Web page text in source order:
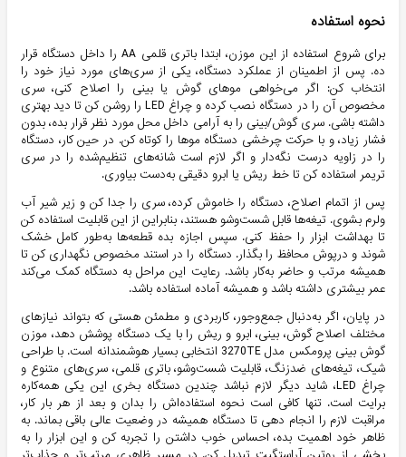
نحوه استفاده
برای شروع استفاده از این موزن، ابتدا باتری قلمی AA را داخل دستگاه قرار
ده. پس از اطمینان از عملکرد دستگاه، یکی از سری‌های مورد نیاز خود را
انتخاب کن: اگر می‌خواهی موهای گوش یا بینی را اصلاح کنی، سری
مخصوص آن را در دستگاه نصب کرده و چراغ LED را روشن کن تا دید بهتری
داشته باشی. سری گوش/بینی را به آرامی داخل محل مورد نظر قرار بده، بدون
فشار زیاد، و با حرکت چرخشی دستگاه موها را کوتاه کن. در حین کار، دستگاه
را در زاویه درست نگه‌دار و اگر لازم است شانه‌های تنظیم‌شده را در سری
تریمر استفاده کن تا خط ریش یا ابرو دقیقی به‌دست بیاوری.
پس از اتمام اصلاح، دستگاه را خاموش کرده، سری را جدا کن و زیر شیر آب
ولرم بشوی. تیغه‌ها قابل شست‌وشو هستند، بنابراین از این قابلیت استفاده کن
تا بهداشت ابزار را حفظ کنی. سپس اجازه بده قطعه‌ها به‌طور کامل خشک
شوند و درپوش محافظ را بگذار. دستگاه را در استند مخصوص نگهداری کن تا
همیشه مرتب و حاضر به‌کار باشد. رعایت این مراحل به دستگاه کمک می‌کند
عمر بیشتری داشته باشد و همیشه آماده استفاده باشد.
در پایان، اگر به‌دنبال جمع‌وجور، کاربردی و مطمئن هستی که بتواند نیازهای
مختلف اصلاح گوش، بینی، ابرو و ریش را با یک دستگاه پوشش دهد، موزن
گوش بینی پرومکس مدل 3270TE انتخابی بسیار هوشمندانه است. با طراحی
شیک، تیغه‌های ضدزنگ، قابلیت شست‌وشو، باتری قلمی، سری‌های متنوع و
چراغ LED، شاید دیگر لازم نباشد چندین دستگاه بخری این یکی همه‌کاره
برایت است. تنها کافی است نحوه استفاده‌اش را بدان و بعد از هر بار کار،
مراقبت لازم را انجام دهی تا دستگاه همیشه در وضعیت عالی باقی بماند. به
ظاهر خود اهمیت بده، احساس خوب داشتن را تجربه کن و این ابزار را به